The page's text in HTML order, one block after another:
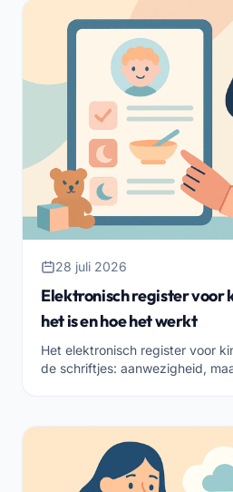
28 juli 2026
Elektronisch register voor
het is en hoe het werkt
Het elektronisch register voor
de schriftjes: aanwezigheid,